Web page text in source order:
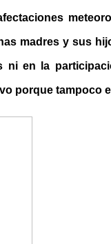
madres y sus
ni en la
porque tampoco